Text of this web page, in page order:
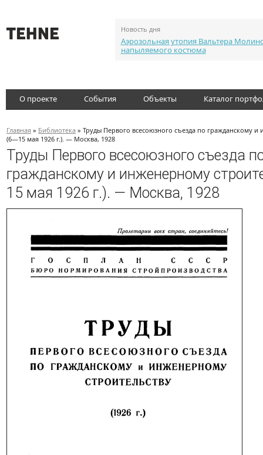
Новость дня
Аэрозольная утопия Вальтера
напыляемого костюма
О проекте События Объекты Каталог
Главная » Библиотека » Труды Первого всесоюзного съезда по гражданскому и
(6—15 мая 1926 г.). — Москва, 1928
Труды Первого всесоюзного съезда
гражданскому и инженерному
15 мая 1926 г.). — Москва, 1928